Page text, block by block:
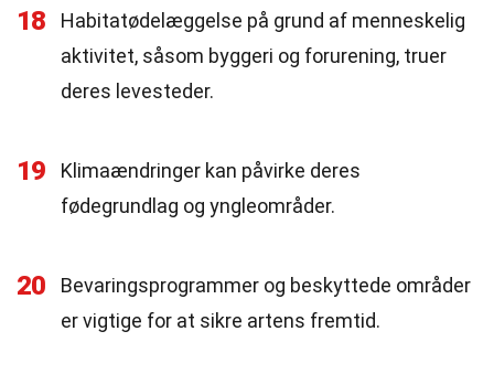
18
Habitatødelæggelse på grund af menneskelig
aktivitet, såsom byggeri og forurening, truer
deres levesteder.
19
Klimaændringer kan påvirke deres
fødegrundlag og yngleområder.
20
Bevaringsprogrammer og beskyttede områder
er vigtige for at sikre artens fremtid.